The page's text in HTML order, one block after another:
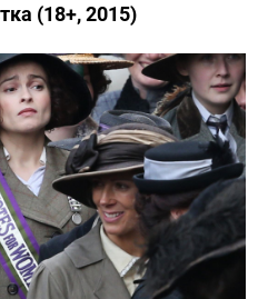
(18+, 2015)